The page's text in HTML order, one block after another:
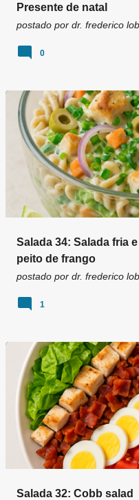
Presente de natal
postado por dr. frederico
0
Salada 34: Salada fria
peito de frango
postado por dr. frederico
1
Salada 32: Cobb salad